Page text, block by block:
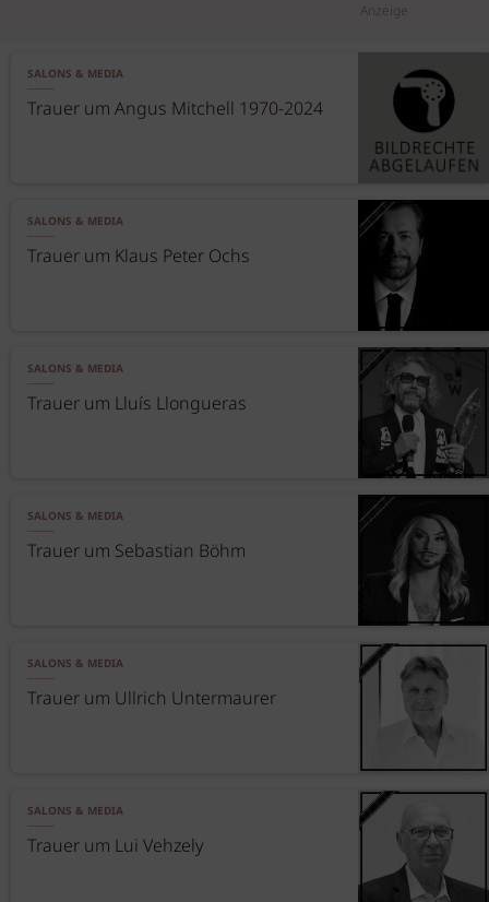
Anzeige
SALONS & MEDIA
Trauer um Angus Mitchell 1970-2024
SALONS & MEDIA
Trauer um Klaus Peter Ochs
SALONS & MEDIA
Trauer um Lluís Llongueras
SALONS & MEDIA
Trauer um Sebastian Böhm
SALONS & MEDIA
Trauer um Ullrich Untermaurer
SALONS & MEDIA
Trauer um Lui Vehzely